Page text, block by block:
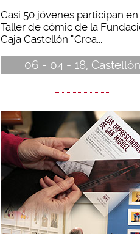
Casi 50 jóvenes participan
Taller de cómic de la
Caja Castellón “Crea...
06 - 04 - 18,